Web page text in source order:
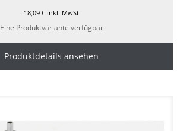
18,09€ inkl. MwSt
Eine Produktvariante verfügbar
Produktdetails ansehen